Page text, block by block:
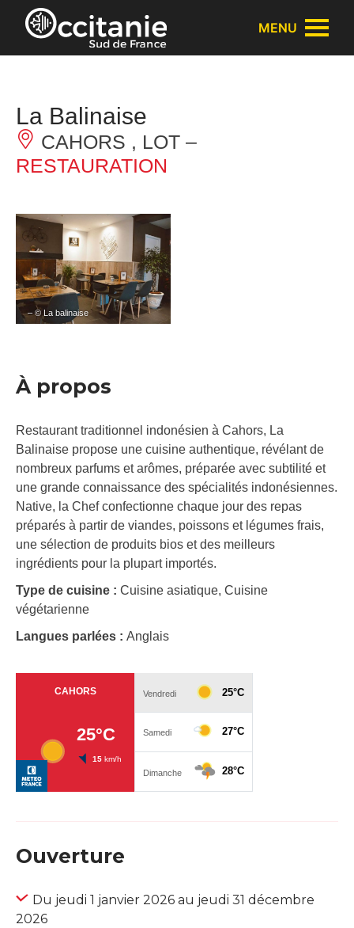
Panneau de gestion des cookies
MENU
La Balinaise
CAHORS , LOT –
RESTAURATION
– © La balinaise
À propos
Restaurant traditionnel indonésien à Cahors, La
Balinaise propose une cuisine authentique, révélant de
nombreux parfums et arômes, préparée avec subtilité et
une grande connaissance des spécialités indonésiennes.
Native, la Chef confectionne chaque jour des repas
préparés à partir de viandes, poissons et légumes frais,
une sélection de produits bios et des meilleurs
ingrédients pour la plupart importés.
Type de cuisine : Cuisine asiatique, Cuisine
végétarienne
Langues parlées : Anglais
Ouverture
Du jeudi 1 janvier 2026 au jeudi 31 décembre
2026